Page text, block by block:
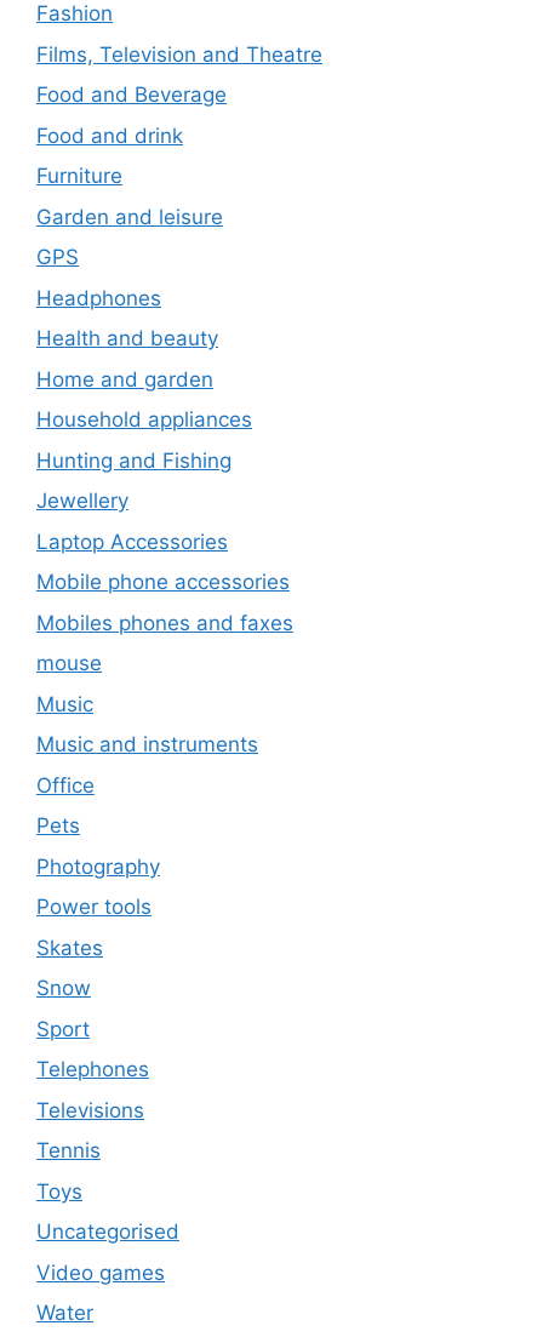
Fashion
Films, Television and Theatre
Food and Beverage
Food and drink
Furniture
Garden and leisure
GPS
Headphones
Health and beauty
Home and garden
Household appliances
Hunting and Fishing
Jewellery
Laptop Accessories
Mobile phone accessories
Mobiles phones and faxes
mouse
Music
Music and instruments
Office
Pets
Photography
Power tools
Skates
Snow
Sport
Telephones
Televisions
Tennis
Toys
Uncategorised
Video games
Water